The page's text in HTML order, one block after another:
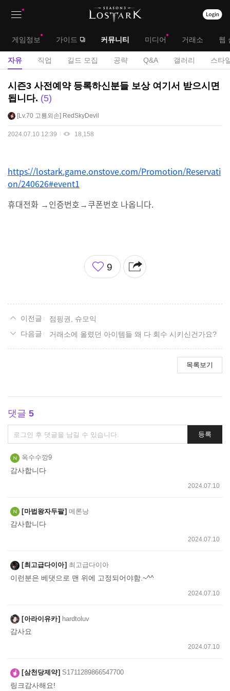
대
메
뉴
게임정보 가이드 커뮤니티 미디어 거래소 웹
서
자유 직업 길드 모집 공략 Q&A 갤러리 스타
자
유
시
시즌3 사전예약 등록하신분들 보상 여기서 받으시면
됩니다.
5
Lv.70 고룡외손 RedSkyDevil
2024.07.10 12:39 18,158
https://lostark.game.onstove.com/Promotion/Reservati
on/240626#event1
휴대전화 →인증번호→쿠폰번호 나옵니다.
좋
아
9
점핑권, 슈모익
거래소에 올렸던 아이템들 왜 다 회수 시키신건가요?
목록보기
댓글 5
댓
글
쓰
기
등록
옥수수깡9
감사합니다
2024.07.10
마법왕자두팔 메론낭
감사합니다
2024.07.10
최고급다이아 최고급다이아
이런분은 베댓으로 맨 위에 고정되어야함.~^^
2024.07.10
아라이유카 hardtoluv
감사요
2024.07.10
삼천당제약 S1711289866547700
링크감사해요!